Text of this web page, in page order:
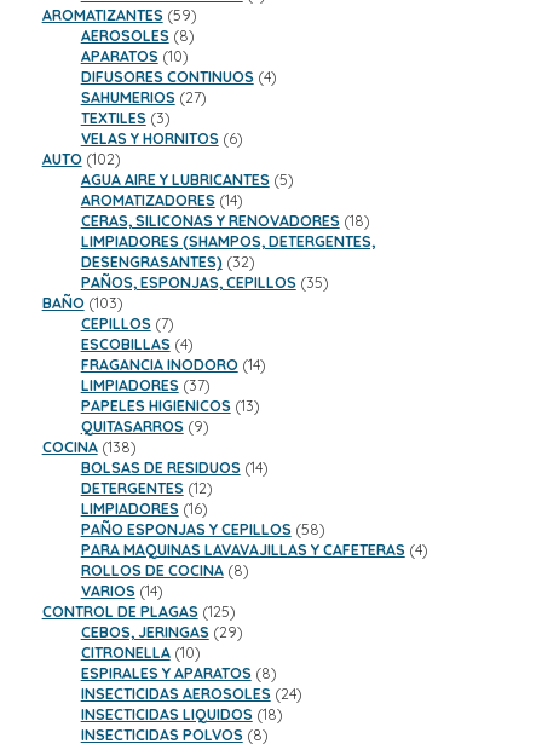
AROMATIZANTES 5959
productos
AEROSOLES 88
productos
APARATOS 1010
productos
DIFUSORES CONTINUOS 44
SAHUMERIOS 2727
TEXTILES 33
productos
VELAS Y HORNITOS 66
AUTO 102102
productos
AGUA AIRE Y LUBRICANTES 55
AROMATIZADORES 1414
productos
CERAS, SILICONAS Y RENOVADORES 1818
productos
LIMPIADORES (SHAMPOS, DETERGENTES,
DESENGRASANTES) 3232
productos
PAÑOS, ESPONJAS, CEPILLOS 3535
BAÑO 103103
productos
CEPILLOS 77
productos
ESCOBILLAS 44
productos
FRAGANCIA INODORO 1414
LIMPIADORES 3737
productos
PAPELES HIGIENICOS 1313
QUITASARROS 99
COCINA 138138
productos
BOLSAS DE RESIDUOS 1414
DETERGENTES 1212
productos
LIMPIADORES 1616
productos
PAÑO ESPONJAS Y CEPILLOS 5858
productos
PARA MAQUINAS LAVAVAJILLAS Y CAFETERAS 44
ROLLOS DE COCINA 88
VARIOS 1414
productos
CONTROL DE PLAGAS 125125
productos
CEBOS, JERINGAS 2929
CITRONELLA 1010
productos
ESPIRALES Y APARATOS 88
productos
INSECTICIDAS AEROSOLES 2424
INSECTICIDAS LIQUIDOS 1818
INSECTICIDAS POLVOS 88